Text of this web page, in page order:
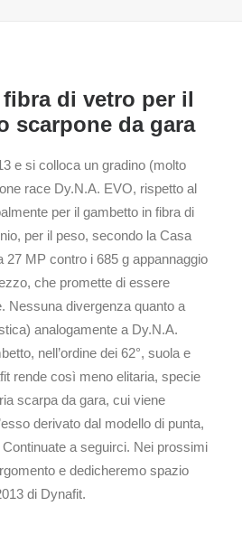
di vetro per il
scarpone da gara
e si colloca un gradino (molto
race Dy.N.A. EVO, rispetto al
per il gambetto in fibra di
per il peso, secondo la Casa
27 MP contro i 685 g appannaggio
che promette di essere
Nessuna divergenza quanto a
analogamente a Dy.N.A.
nell’ordine dei 62°, suola e
rende così meno elitaria, specie
scarpa da gara, cui viene
derivato dal modello di punta,
a seguirci. Nei prossimi
e dedicheremo spazio
di Dynafit.